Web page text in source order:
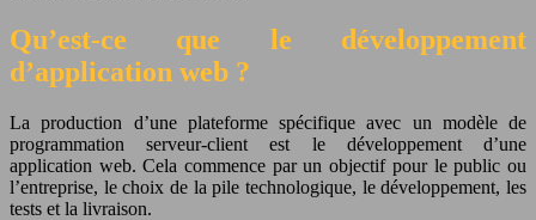
Qu’est-ce que le développement
d’application web ?
La production d’une plateforme spécifique avec un modèle de
programmation serveur-client est le développement d’une
application web. Cela commence par un objectif pour le public ou
l’entreprise, le choix de la pile technologique, le développement, les
tests et la livraison.